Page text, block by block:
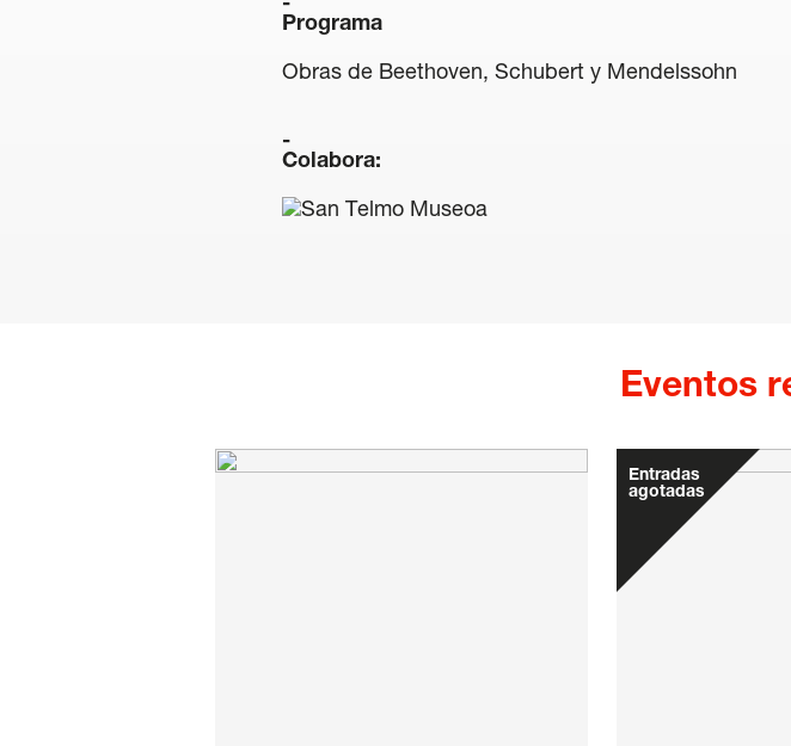
Programa
Obras de Beethoven, Schubert y Mendelssohn
Colabora:
Eventos
Entradas
agotadas